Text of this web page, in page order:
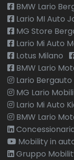
BMW Lario
Lario MI Auto
MG Store
Lario Mi Auto
Lotus Milano
BMW Lario
Lario Bergauto
MG Lario
Lario Mi Auto
BMW Lario
Mobility in
Gruppo